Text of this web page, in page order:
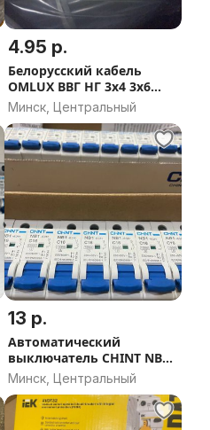
4.95 р.
Белорусский кабель
OMLUХ ВВГ НГ 3x4 3х6
3х10 4х10 5х10 5х16 ГОСТ
Минск, Центральный
13 р.
Автоматический
выключатель CHINT NB1-
63H 1P 16A 10кА
Минск, Центральный